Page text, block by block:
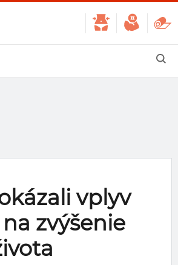
vplyv
zvýšenie